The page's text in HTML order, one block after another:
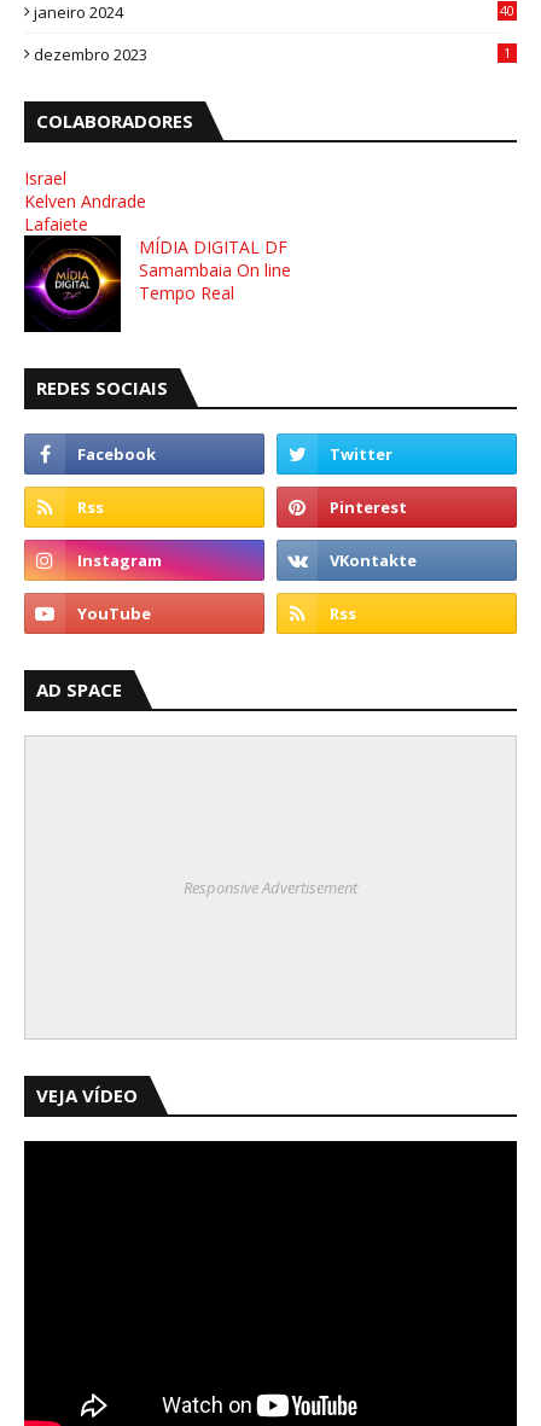
janeiro 2024
40
dezembro 2023 1
COLABORADORES
Israel
Kelven Andrade
Lafaiete
MÍDIA DIGITAL DF
Samambaia On line
Tempo Real
REDES SOCIAIS
AD SPACE
Responsive Advertisement
VEJA VÍDEO